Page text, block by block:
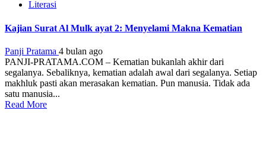
Literasi
Kajian Surat Al Mulk ayat 2: Menyelami Makna Kematian
Panji Pratama 4 bulan ago
PANJI-PRATAMA.COM – Kematian bukanlah akhir dari
segalanya. Sebaliknya, kematian adalah awal dari segalanya. Setiap
makhluk pasti akan merasakan kematian. Pun manusia. Tidak ada
satu manusia...
Read More